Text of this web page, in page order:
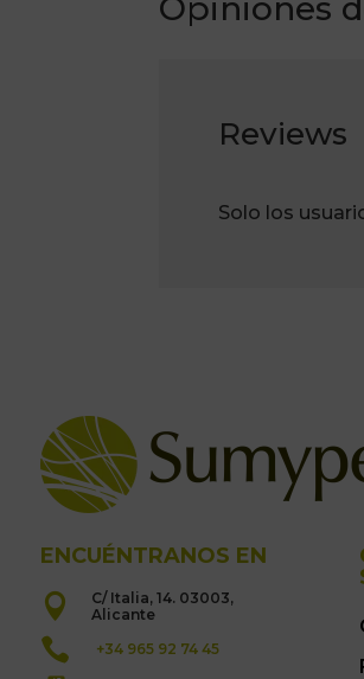
Opiniones
Reviews
Solo los
ENCUÉNTRANOS EN

C/ Italia, 14. 03003,
Alicante
 +34 965 92 74 45